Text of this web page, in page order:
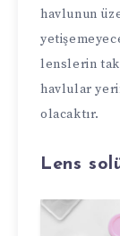
havlunun
lenslerin
havlular
olacaktır.
Lens